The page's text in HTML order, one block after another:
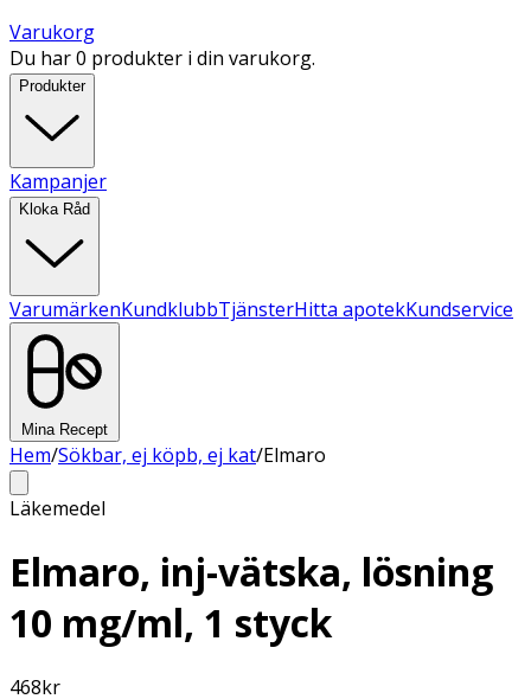
Varukorg
Du har 0 produkter i din varukorg.
Produkter
Kampanjer
Kloka Råd
VarumärkenKundklubbTjänsterHitta apotekKundservice
Mina Recept
Hem/Sökbar, ej köpb, ej kat/Elmaro
Läkemedel
Elmaro, inj-vätska, lösning
10 mg/ml, 1 styck
468kr